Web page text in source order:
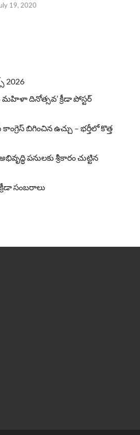
19, 2020
2026
దినోత్సవ’ క్రీడా పోస్టర్
కాంగ్రెస్ బిగించిన ఉచ్చు – భర్తీలో కొత్త
పనులకు శ్రీకారం చుట్టిన
సంబరాలు